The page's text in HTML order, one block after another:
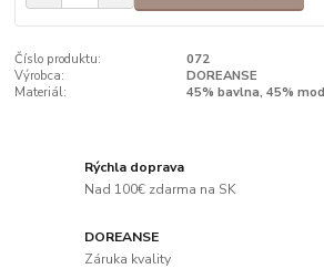
Číslo produktu:
072
Výrobca:
DOREANSE
Materiál:
45% bavlna, 45%
Rýchla doprava
Nad 100€ zdarma na SK
DOREANSE
Záruka kvality